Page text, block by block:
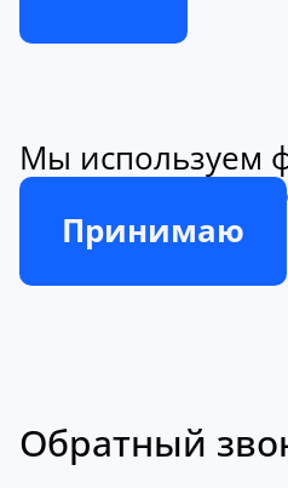
Мы используем
Принимаю
Обратный